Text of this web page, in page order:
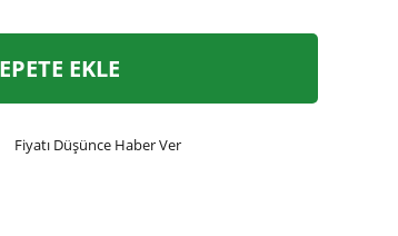
EKLE
Fiyatı Düşünce Haber Ver